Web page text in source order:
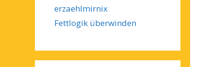
erzaehlmirnix
Fettlogik überwinden